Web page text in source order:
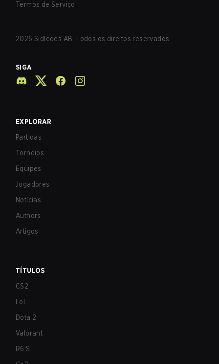
Termos de Serviço
2026 Sidledes AB. Todos os direitos reservados.
SIGA
EXPLORAR
Partidas
Torneios
Equipes
Jogadores
Notícias
Authors
Artigos
TÍTULOS
CS2
LoL
Dota 2
Valorant
R6:S